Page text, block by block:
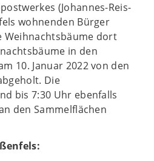
(Johannes-Reis-
wohnenden Bürger
Weihnachtsbäume dort
in den
10. Januar 2022 von den
Die
bis 7:30 Uhr ebenfalls
den Sammelflächen